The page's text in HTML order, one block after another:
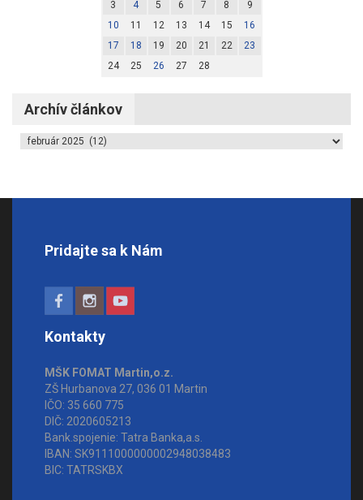
3
4 5 6 7 8
9
10
11 12 13 14 15
16
17
18 19 20 21 22
23
24
25 26 27 28
Archív článkov
Archív článkov
Pridajte sa k Nám
Kontakty
MŠK FOMAT Martin,o.z.
ZŠ Hurbanova 27, 036 01 Martin
IČO: 35 660 775
DIČ: 2020605213
Bank.spojenie: Tatra Banka,a.s.
IBAN: SK9111000000002948038483
BIC: TATRSKBX